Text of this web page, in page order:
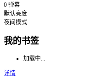
0 弹幕
默认亮度
夜间模式
我的书签
加载中...
详情